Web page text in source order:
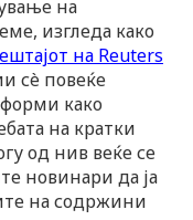
на
изгледа како
на Reuters
сè повеќе
како
на кратки
од нив веќе се
новинари да ја
на содржини